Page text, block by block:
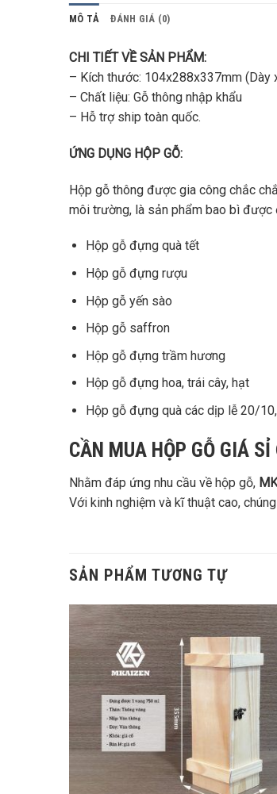
MÔ TẢ ĐÁNH GIÁ (0)
CHI TIẾT VỀ SẢN PHẨM:
– Kích thước: 104x288x337mm (Dày
– Chất liệu: Gỗ thông nhập khẩu
– Hỗ trợ ship toàn quốc.
ỨNG DỤNG HỘP GỖ:
Hộp gỗ thông được gia công chắc
môi trường, là sản phẩm bao bì
Hộp gỗ đựng quà tết
Hộp gỗ đựng rượu
Hộp gỗ yến sào
Hộp gỗ saffron
Hộp gỗ đựng trầm hương
Hộp gỗ đựng hoa, trái cây, hạt
Hộp gỗ đựng quà các dịp lễ 20/
CẦN MUA HỘP GỖ GIÁ
Nhằm đáp ứng nhu cầu về hộp gỗ,
Với kinh nghiệm và kĩ thuật cao,
SẢN PHẨM TƯƠNG TỰ